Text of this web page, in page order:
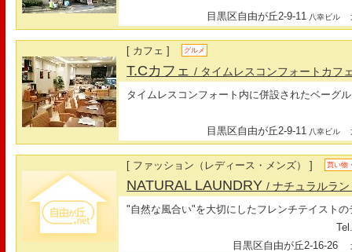
目黒区自由が丘2-9-11 八幸ビル
[ カフェ ] グルメ
T.Cカフェ/ タイムレスコンフォートカフ
タイムレスコンフォート内に併設されたベーグ
目黒区自由が丘2-9-11 八幸ビル
[ ファッション（レディース・メンズ） ] 買い物
NATURAL LAUNDRY/ ナチュラルラ
"自然な風合い"を大切にしたフレンチテイスト
目黒区自由が丘2-16-26